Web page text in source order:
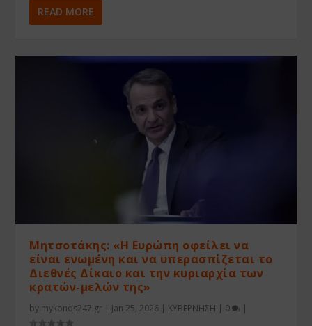
READ MORE
Μητσοτάκης: «Η Ευρώπη οφείλει να
είναι ενωμένη και να υπερασπίζεται το
Διεθνές Δίκαιο και την κυριαρχία των
κρατών-μελών της»
by mykonos247.gr | Jan 25, 2026 | ΚΥΒΕΡΝΗΣΗ | 0 |